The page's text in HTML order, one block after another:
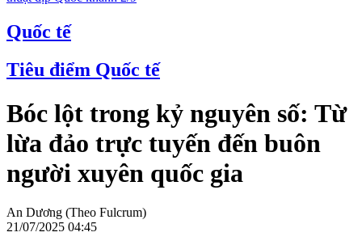
Quốc tế
Tiêu điểm Quốc tế
Bóc lột trong kỷ nguyên số: Từ
lừa đảo trực tuyến đến buôn
người xuyên quốc gia
An Dương (Theo Fulcrum)
21/07/2025 04:45